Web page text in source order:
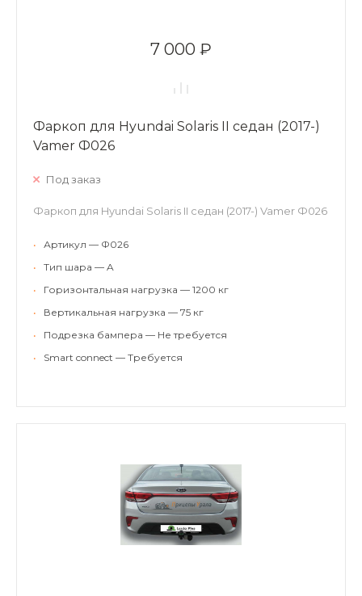
7 000 ₽
Фаркоп для Hyundai Solaris II седан (2017-)
Vamer Ф026
Под заказ
Фаркоп для Hyundai Solaris II седан (2017-) Vamer Ф026
•
Артикул — Ф026
•
Тип шара — A
•
Горизонтальная нагрузка — 1200 кг
•
Вертикальная нагрузка — 75 кг
•
Подрезка бампера — Не требуется
•
Smart connect — Требуется